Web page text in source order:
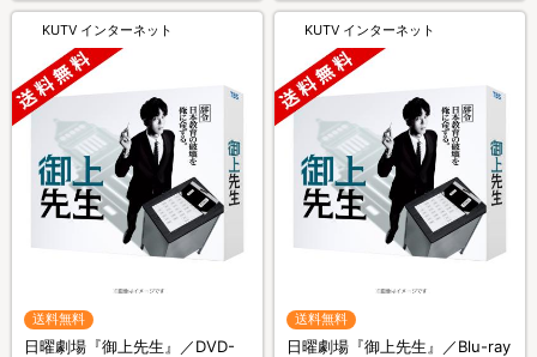
KUTV インターネット
送料無料
日曜劇場『御上先生』／DVD-
KUTV インターネット
送料無料
日曜劇場『御上先生』／Blu-ray